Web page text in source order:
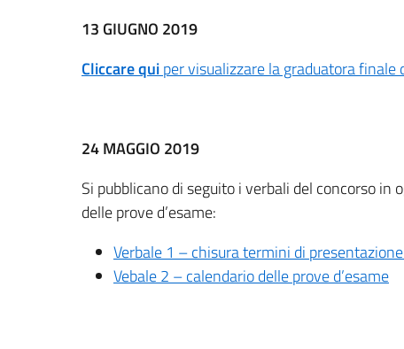
13 GIUGNO 2019
Cliccare quiper visualizzare la graduatora finale
24 MAGGIO 2019
Si pubblicano di seguito i verbali del concorso
delle prove d’esame:
Verbale 1 – chisura termini di
Vebale 2 – calendario delle prove d’esame